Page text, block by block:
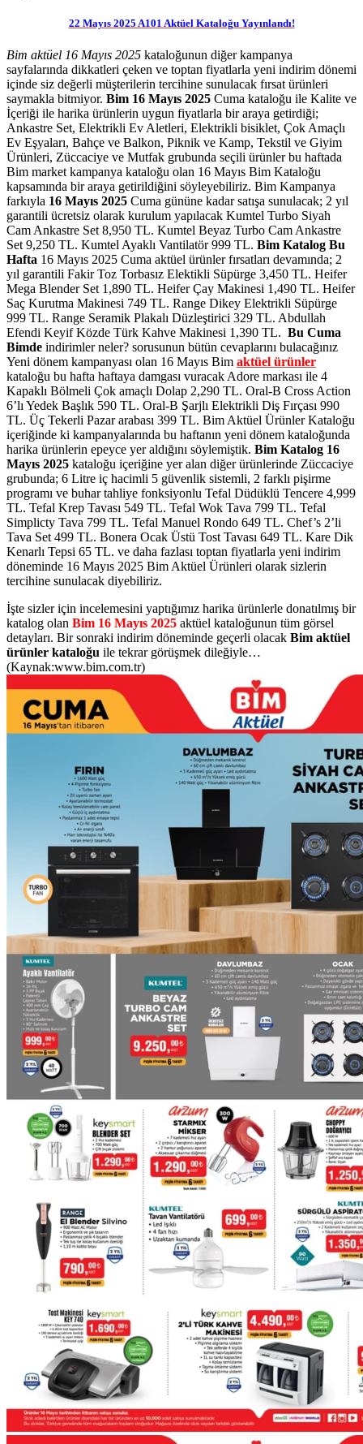
22 Mayıs 2025 A101 Aktüel Kataloğu Yayınlandı!
Bim aktüel 16 Mayıs 2025 kataloğunun diğer kampanya
sayfalarında dikkatleri çeken ve toptan fiyatlarla yeni indirim dönemi
içinde siz değerli müşterilerin tercihine sunulacak fırsat ürünleri
saymakla bitmiyor. Bim 16 Mayıs 2025 Cuma kataloğu ile Kalite ve
İçeriği ile harika ürünlerin uygun fiyatlarla bir araya getirdiği;
Ankastre Set, Elektrikli Ev Aletleri, Elektrikli bisiklet, Çok Amaçlı
Ev Eşyaları, Bahçe ve Balkon, Piknik ve Kamp, Tekstil ve Giyim
Ürünleri, Züccaciye ve Mutfak grubunda seçili ürünler bu haftada
Bim market kampanya kataloğu olan 16 Mayıs Bim Kataloğu
kapsamında bir araya getirildiğini söyleyebiliriz. Bim Kampanya
farkıyla 16 Mayıs 2025 Cuma gününe kadar satışa sunulacak; 2 yıl
garantili ücretsiz olarak kurulum yapılacak Kumtel Turbo Siyah
Cam Ankastre Set 8,950 TL. Kumtel Beyaz Turbo Cam Ankastre
Set 9,250 TL. Kumtel Ayaklı Vantilatör 999 TL. Bim Katalog Bu
Hafta 16 Mayıs 2025 Cuma aktüel ürünler fırsatları devamında; 2
yıl garantili Fakir Toz Torbasız Elektikli Süpürge 3,450 TL. Heifer
Mega Blender Set 1,890 TL. Heifer Çay Makinesi 1,490 TL. Heifer
Saç Kurutma Makinesi 749 TL. Range Dikey Elektrikli Süpürge
999 TL. Range Seramik Plakalı Düzleştirici 329 TL. Abdullah
Efendi Keyif Közde Türk Kahve Makinesi 1,390 TL. Bu Cuma
Bimde indirimler neler? sorusunun bütün cevaplarını bulacağınız
Yeni dönem kampanyası olan 16 Mayıs Bim aktüel ürünler
kataloğu bu hafta haftaya damgası vuracak Adore markası ile 4
Kapaklı Bölmeli Çok amaçlı Dolap 2,290 TL. Oral-B Cross Action
6’lı Yedek Başlık 590 TL. Oral-B Şarjlı Elektrikli Diş Fırçası 990
TL. Üç Tekerli Pazar arabası 399 TL. Bim Aktüel Ürünler Kataloğu
içeriğinde ki kampanyalarında bu haftanın yeni dönem kataloğunda
harika ürünlerin epeyce yer aldığını söylemiştik. Bim Katalog 16
Mayıs 2025 kataloğu içeriğine yer alan diğer ürünlerinde Züccaciye
grubunda; 6 Litre iç hacimli 5 güvenlik sistemli, 2 farklı pişirme
programı ve buhar tahliye fonksiyonlu Tefal Düdüklü Tencere 4,999
TL. Tefal Krep Tavası 549 TL. Tefal Wok Tava 799 TL. Tefal
Simplicty Tava 799 TL. Tefal Manuel Rondo 649 TL. Chef’s 2’li
Tava Set 499 TL. Bonera Ocak Üstü Tost Tavası 649 TL. Kare Dik
Kenarlı Tepsi 65 TL. ve daha fazlası toptan fiyatlarla yeni indirim
döneminde 16 Mayıs 2025 Bim Aktüel Ürünleri olarak sizlerin
tercihine sunulacak diyebiliriz.
İşte sizler için incelemesini yaptığımız harika ürünlerle donatılmış bir
katalog olan Bim 16 Mayıs 2025 aktüel kataloğunun tüm görsel
detayları. Bir sonraki indirim döneminde geçerli olacak Bim aktüel
ürünler kataloğu ile tekrar görüşmek dileğiyle…
(Kaynak:www.bim.com.tr)